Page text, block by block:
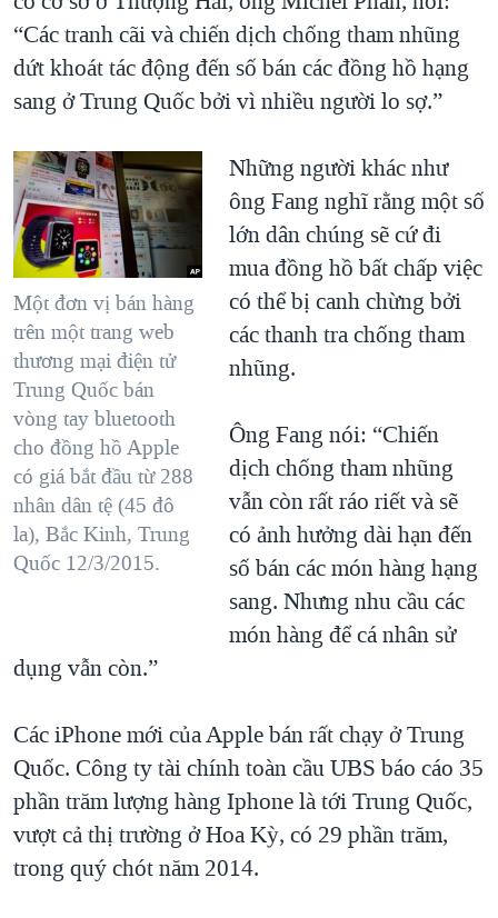
“Các tranh cãi và chiến dịch chống tham nhũng
dứt khoát tác động đến số bán các đồng hồ hạng
sang ở Trung Quốc bởi vì nhiều người lo sợ.”
Một đơn vị bán hàng
trên một trang web
thương mại điện tử
Trung Quốc bán
vòng tay bluetooth
cho đồng hồ Apple
có giá bắt đầu từ 288
nhân dân tệ (45 đô
la), Bắc Kinh, Trung
Quốc 12/3/2015.
Những người khác như
ông Fang nghĩ rằng một số
lớn dân chúng sẽ cứ đi
mua đồng hồ bất chấp việc
có thể bị canh chừng bởi
các thanh tra chống tham
nhũng.
Ông Fang nói: “Chiến
dịch chống tham nhũng
vẫn còn rất ráo riết và sẽ
có ảnh hưởng dài hạn đến
số bán các món hàng hạng
sang. Nhưng nhu cầu các
món hàng để cá nhân sử
dụng vẫn còn.”
Các iPhone mới của Apple bán rất chạy ở Trung
Quốc. Công ty tài chính toàn cầu UBS báo cáo 35
phần trăm lượng hàng Iphone là tới Trung Quốc,
vượt cả thị trường ở Hoa Kỳ, có 29 phần trăm,
trong quý chót năm 2014.